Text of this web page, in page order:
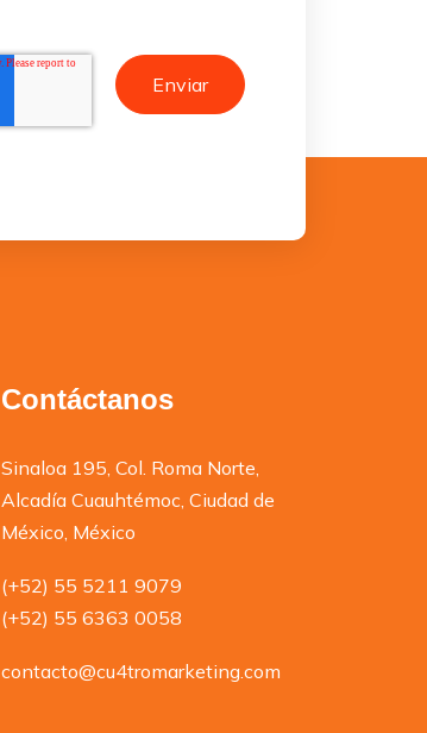
Contáctanos
Sinaloa 195, Col. Roma Norte,
Alcadía Cuauhtémoc, Ciudad de
México, México
(+52) 55 5211 9079
(+52) 55 6363 0058
contacto@cu4tromarketing.com